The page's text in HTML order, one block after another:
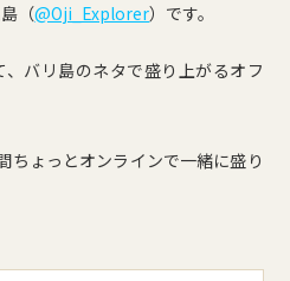
（@Oji_Explorer）です。
バリ島のネタで盛り上がるオフ
ちょっとオンラインで一緒に盛り